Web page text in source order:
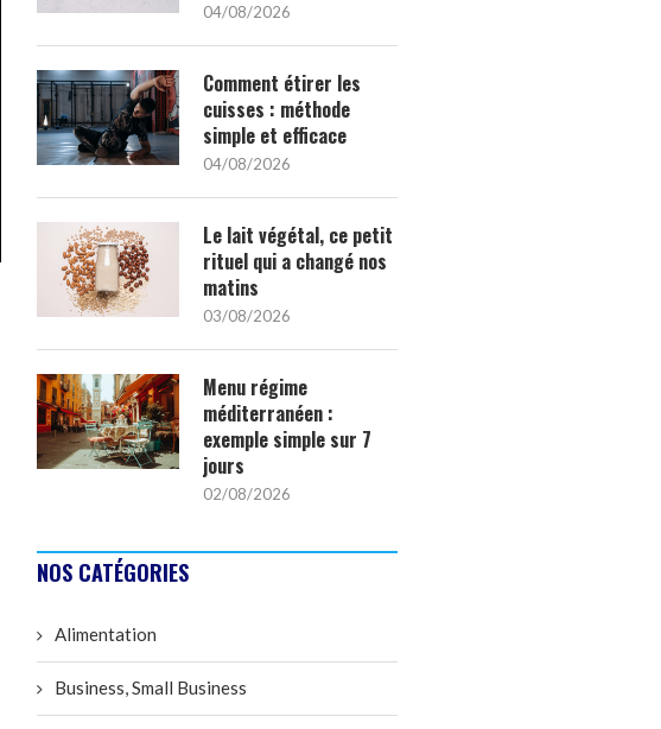
04/08/2026
Comment étirer les
cuisses : méthode
simple et efficace
04/08/2026
Le lait végétal, ce petit
rituel qui a changé nos
matins
03/08/2026
Menu régime
méditerranéen :
exemple simple sur 7
jours
02/08/2026
NOS CATÉGORIES
Alimentation
Business, Small Business